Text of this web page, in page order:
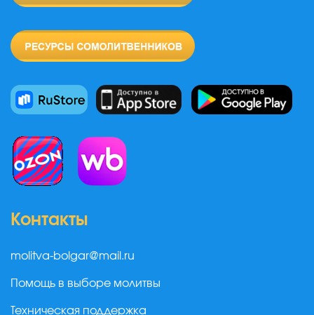
Контакты
molitva-bolgar@mail.ru
Помощь в выборе молитвы
Техническая поддержка